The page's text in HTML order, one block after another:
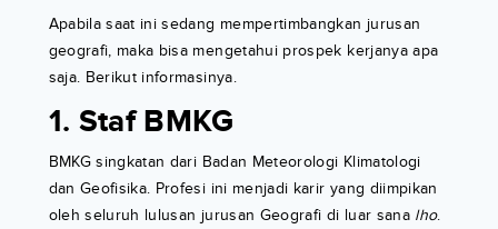
Apabila saat ini sedang mempertimbangkan jurusan
geografi, maka bisa mengetahui prospek kerjanya apa
saja. Berikut informasinya.
1. Staf BMKG
BMKG singkatan dari Badan Meteorologi Klimatologi
dan Geofisika. Profesi ini menjadi karir yang diimpikan
oleh seluruh lulusan jurusan Geografi di luar sana lho.